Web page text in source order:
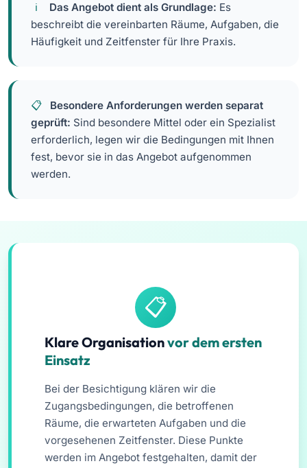
Das Angebot dient als Grundlage: Es
beschreibt die vereinbarten Räume, Aufgaben, die
Häufigkeit und Zeitfenster für Ihre Praxis.
Besondere Anforderungen werden separat
geprüft: Sind besondere Mittel oder ein Spezialist
erforderlich, legen wir die Bedingungen mit Ihnen
fest, bevor sie in das Angebot aufgenommen
werden.
Klare Organisationvor dem ersten
Einsatz
Bei der Besichtigung klären wir die
Zugangsbedingungen, die betroffenen
Räume, die erwarteten Aufgaben und die
vorgesehenen Zeitfenster. Diese Punkte
werden im Angebot festgehalten, damit der